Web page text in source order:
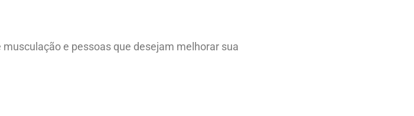
e pessoas que desejam melhorar sua